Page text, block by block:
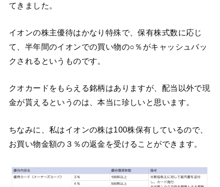
てきました。
イオンの株主優待はかなり特殊で、保有株式数に応じ
て、半年間のイオンでの買い物の○％がキャッシュバッ
クされるというものです。
クオカードをもらえる銘柄はありますが、配当以外で現
金が貰えるというのは、本当に珍しいと思います。
ちなみに、私はイオンの株は100株保有しているので、
お買い物金額の３％の返金を受けることができます。